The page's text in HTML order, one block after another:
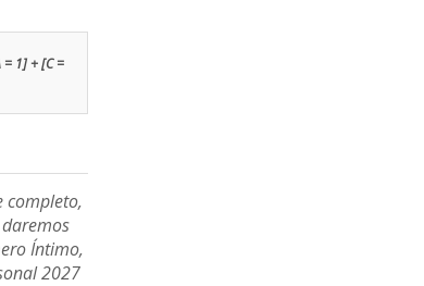
1] + [C =
completo,
Íntimo,
2027